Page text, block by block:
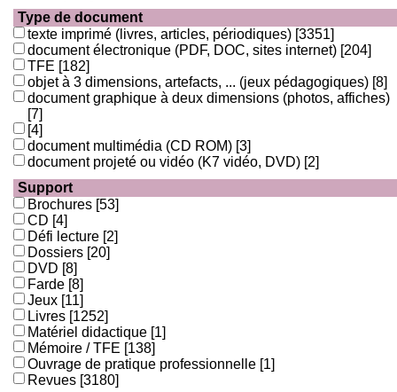
Type de document
texte imprimé (livres, articles, périodiques) [3351]
document électronique (PDF, DOC, sites internet) [204]
TFE [182]
objet à 3 dimensions, artefacts, ... (jeux pédagogiques) [8]
document graphique à deux dimensions (photos, affiches)
[7]
[4]
document multimédia (CD ROM) [3]
document projeté ou vidéo (K7 vidéo, DVD) [2]
Support
Brochures [53]
CD [4]
Défi lecture [2]
Dossiers [20]
DVD [8]
Farde [8]
Jeux [11]
Livres [1252]
Matériel didactique [1]
Mémoire / TFE [138]
Ouvrage de pratique professionnelle [1]
Revues [3180]